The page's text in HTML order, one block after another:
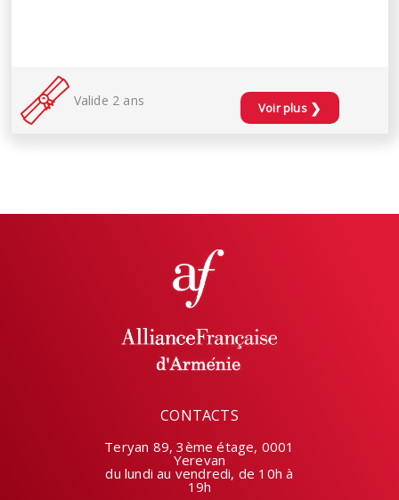
Valide 2 ans Voir plus ❯
CONTACTS
Teryan 89, 3ème étage, 0001
Yerevan
du lundi au vendredi, de 10h à
19h